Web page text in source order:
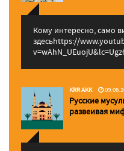
Кому интересно, само
здесьhttps://
KRR AKK
Русские
pазвеивая